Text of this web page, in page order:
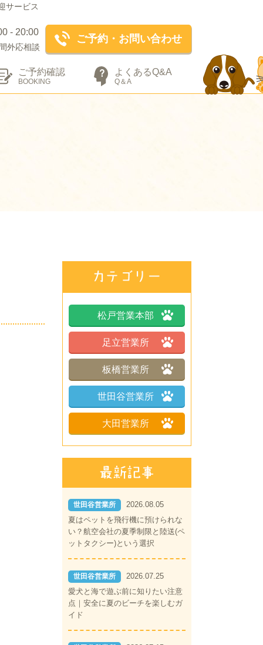
サービス
- 20:00
外応相談
ご予約・お問い合わせ
ご予約確認
BOOKING
よくあるQ&A
Q＆A
松戸営業本部
足立営業所
板橋営業所
世田谷営業所
大田営業所
世田谷営業所
2026.08.05
夏はペットを飛行機に預けられな
い？航空会社の夏季制限と陸送(ペ
ットタクシー)という選択
世田谷営業所
2026.07.25
愛犬と海で遊ぶ前に知りたい注意
点｜安全に夏のビーチを楽しむガ
イド